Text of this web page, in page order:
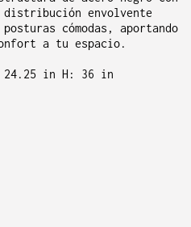
envolvente
cómodas, aportando
a tu espacio.
in H: 36 in